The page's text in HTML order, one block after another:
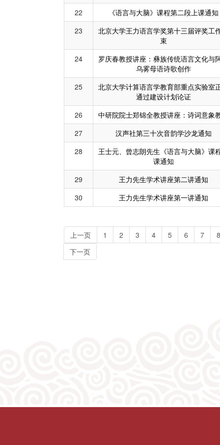
22
《语言与大脑》课程第二段上课通知
23
北京大学王力语言学奖第十三届评奖工
束
24
罗庆春教授讲座：彝族传统语言文化与
乌雾母语诗歌创作
25
北京大学计算语言学教育部重点实验室
通过建设计划论证
26
中研院院士郑锦全教授讲座：诗词意象
27
汉声社第三十次音韵学沙龙通知
28
王士元、曾志朗先生《语言与大脑》课
课通知
29
王力先生学术讲座第二讲通知
30
王力先生学术讲座第一讲通知
上一页 1 2 3 4 5 6 7
8
下一页